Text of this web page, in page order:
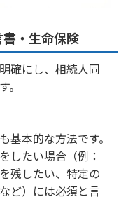
・生命保険
確にし、相続人同
基本的な方法です。
したい場合（例：
残したい、特定の
ど）には必須と言